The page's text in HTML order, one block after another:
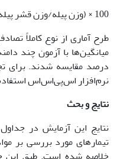
100 × (وزن پیله/وزن قشر پیله) = درصد قشر پیله
میانگین‌ها با آزمون چند
درصد مقایسه شدند. برای
نرم‌افزار اس‌پی‌اس‌اس استفاده
نتایج و بحث